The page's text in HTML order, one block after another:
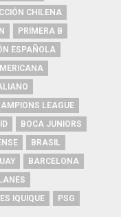
CHILENA
PRIMERA B
ESPAÑOLA
LEAGUE
BOCA JUNIORS
BRASIL
BARCELONA
IQUIQUE PSG